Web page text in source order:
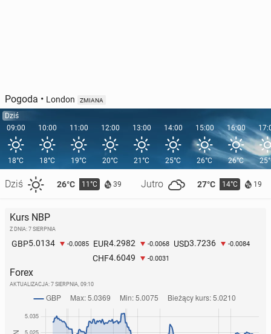
Pogoda • London ZMIANA
Dziś
09:00
18°C
Dziś 26°C 11°C 39 Jutro 27°C 14°C 19
10:00
18°C
11:00
19°C
12:00
20°C
13:00
21°C
14:00
25°C
15:00
26°C
16:00
26°C
Kurs NBP
Z DNIA: 7 SIERPNIA
GBP5.0134 -0.0085 EUR4.2982 -0.0068 USD3.7236 -0.0084
CHF4.6049 -0.0031
Forex
AKTUALIZACJA: 7 SIERPNIA, 09:10